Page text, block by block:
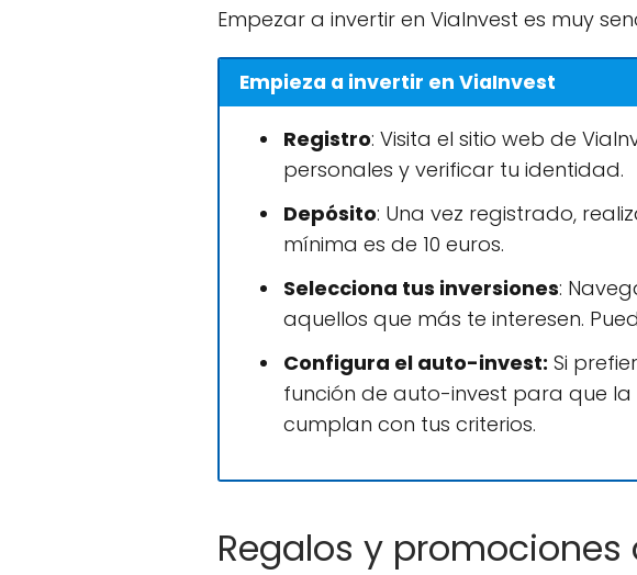
Empezar a invertir en ViaInvest es muy
Empieza a invertir en ViaInvest
Registro: Visita el sitio web de
personales y verificar tu identidad.
Depósito: Una vez registrado,
mínima es de 10 euros.
Selecciona tus inversiones:
aquellos que más te interesen.
Configura el auto-invest: Si
función de auto-invest para que
cumplan con tus criterios.
Regalos y promociones